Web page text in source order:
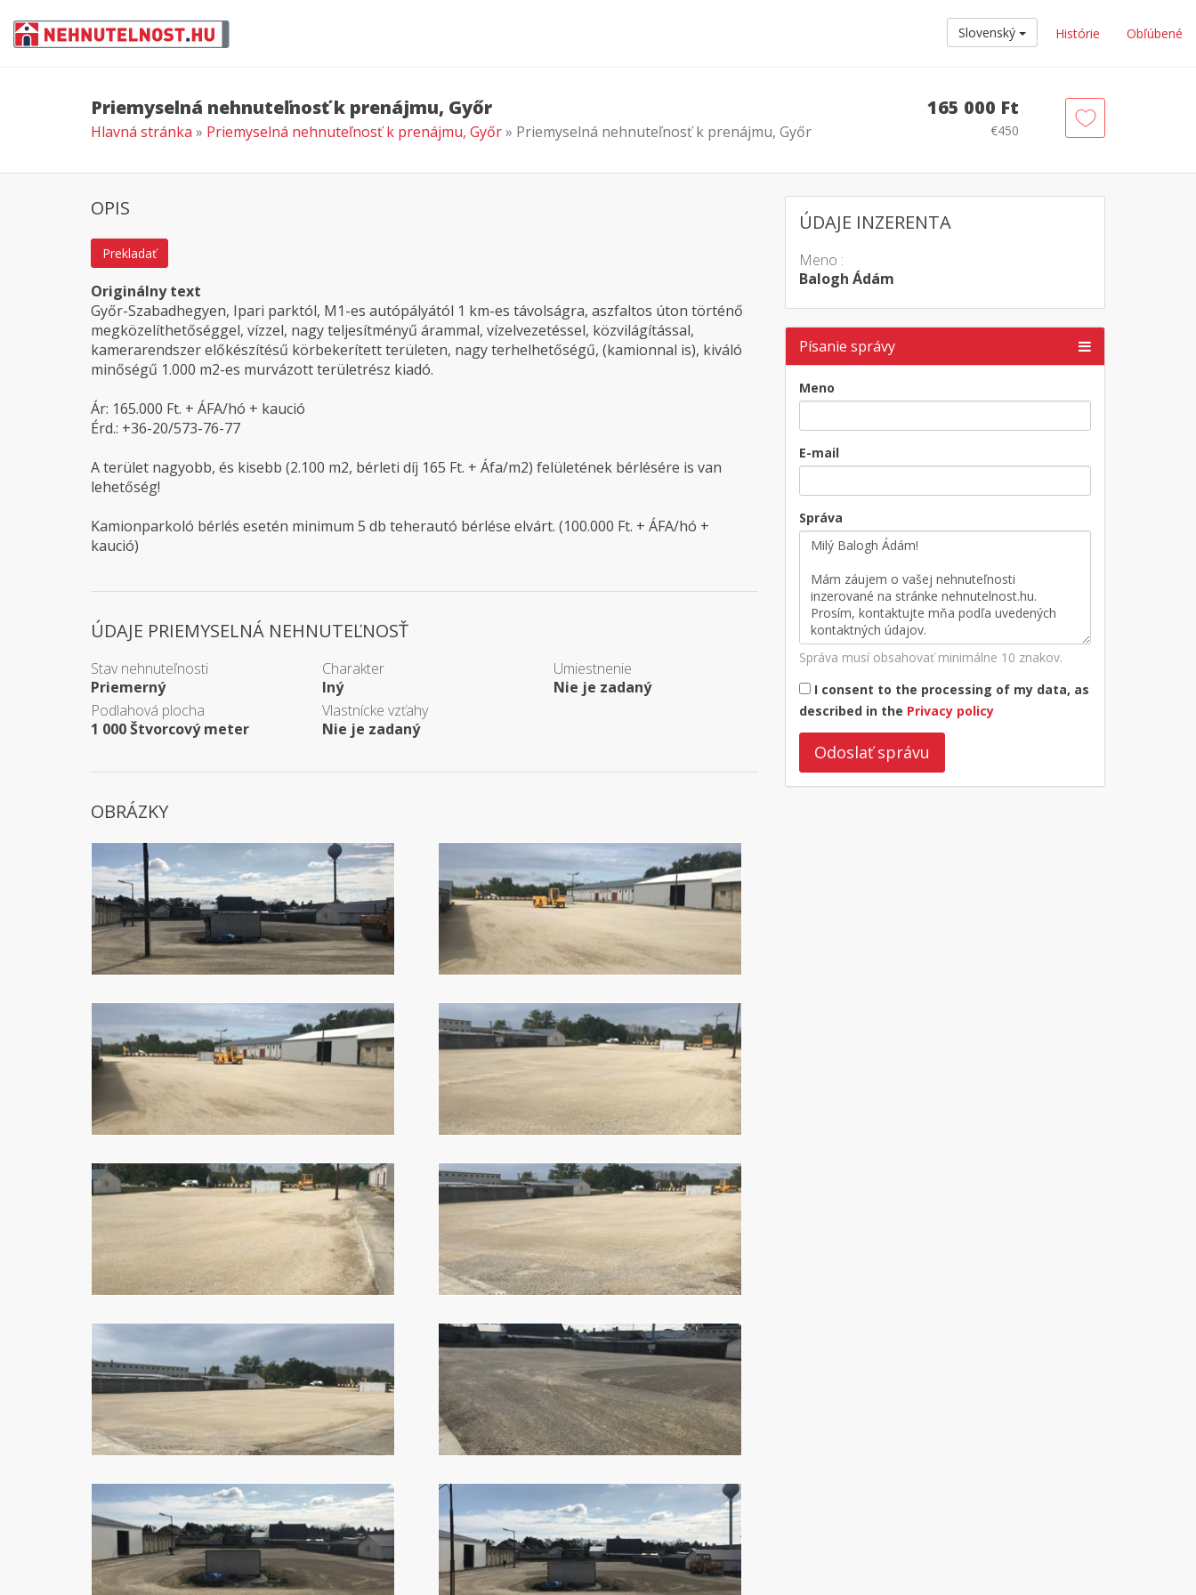
Slovenský Histórie Obľúbené
Priemyselná nehnuteľnosť k prenájmu, Győr
Hlavná stránka » Priemyselná nehnuteľnosť k prenájmu, Győr» Priemyselná nehnuteľnosť k prenájmu, Győr
165 000 Ft
€450
ÚDAJE INZERENTA
Meno :
Balogh Ádám
Písanie správy
Meno
E-mail
Správa
Správa musí obsahovať minimálne 10 znakov.
I consent to the processing of my data, as
described in the Privacy policy
Odoslať správu
OPIS
Prekladať
Originálny text
Győr-Szabadhegyen, Ipari parktól, M1-es autópályától 1 km-es távolságra, aszfaltos úton történő
megközelíthetőséggel, vízzel, nagy teljesítményű árammal, vízelvezetéssel, közvilágítással,
kamerarendszer előkészítésű körbekerített területen, nagy terhelhetőségű, (kamionnal is), kiváló
minőségű 1.000 m2-es murvázott területrész kiadó.
Ár: 165.000 Ft. + ÁFA/hó + kaució
Érd.: +36-20/573-76-77
A terület nagyobb, és kisebb (2.100 m2, bérleti díj 165 Ft. + Áfa/m2) felületének bérlésére is van
lehetőség!
Kamionparkoló bérlés esetén minimum 5 db teherautó bérlése elvárt. (100.000 Ft. + ÁFA/hó +
kaució)
ÚDAJE PRIEMYSELNÁ NEHNUTEĽNOSŤ
Stav nehnuteľnosti
Priemerný
Charakter
Iný
Umiestnenie
Nie je zadaný
Podlahová plocha
1 000 Štvorcový meter
Vlastnícke vzťahy
Nie je zadaný
OBRÁZKY